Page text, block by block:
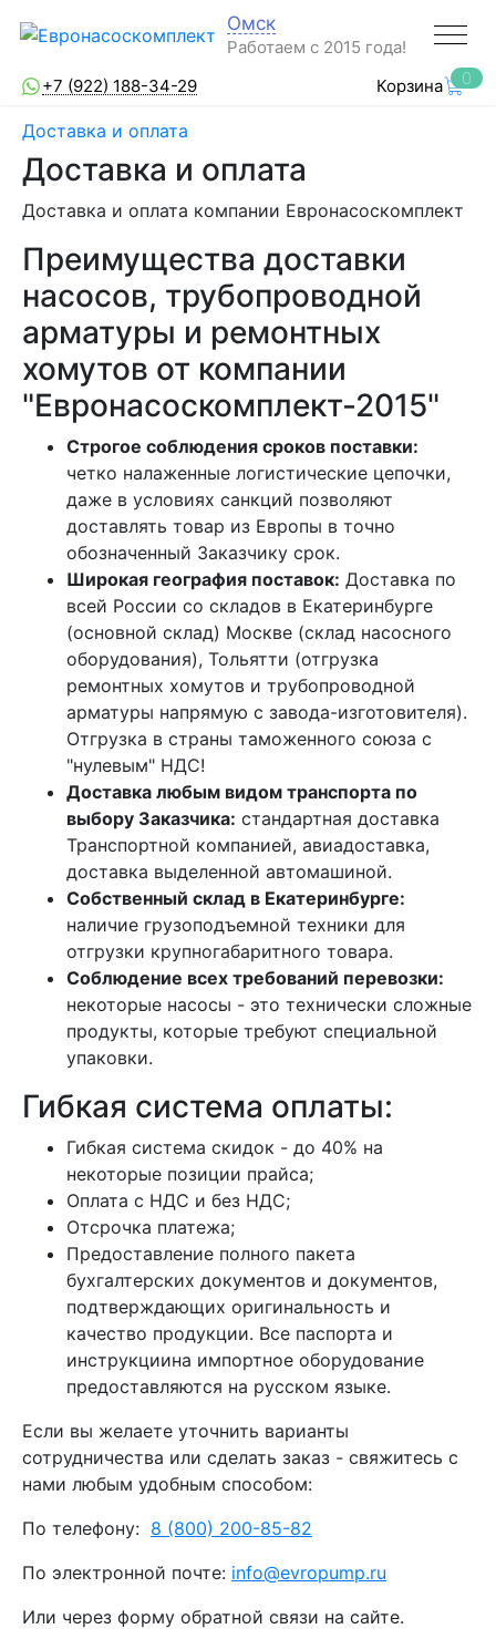
Омск
Работаем с 2015 года!
+7 (922) 188-34-29
Корзина 0
Доставка и оплата
Доставка и оплата
Доставка и оплата компании Евронасоскомплект
Преимущества доставки
насосов, трубопроводной
арматуры и ремонтных
хомутов от компании
"Евронасоскомплект-2015"
Строгое соблюдения сроков поставки:
четко налаженные логистические цепочки,
даже в условиях санкций позволяют
доставлять товар из Европы в точно
обозначенный Заказчику срок.
Широкая география поставок: Доставка по
всей России со складов в Екатеринбурге
(основной склад) Москве (склад насосного
оборудования), Тольятти (отгрузка
ремонтных хомутов и трубопроводной
арматуры напрямую с завода-изготовителя).
Отгрузка в страны таможенного союза с
"нулевым" НДС!
Доставка любым видом транспорта по
выбору Заказчика: стандартная доставка
Транспортной компанией, авиадоставка,
доставка выделенной автомашиной.
Собственный склад в Екатеринбурге:
наличие грузоподъемной техники для
отгрузки крупногабаритного товара.
Соблюдение всех требований перевозки:
некоторые насосы - это технически сложные
продукты, которые требуют специальной
упаковки.
Гибкая система оплаты:
Гибкая система скидок - до 40% на
некоторые позиции прайса;
Оплата с НДС и без НДС;
Отсрочка платежа;
Предоставление полного пакета
бухгалтерских документов и документов,
подтверждающих оригинальность и
качество продукции. Все паспорта и
инструкциина импортное оборудование
предоставляются на русском языке.
Если вы желаете уточнить варианты
сотрудничества или сделать заказ - свяжитесь с
нами любым удобным способом:
По телефону: 8 (800) 200-85-82
По электронной почте: info@evropump.ru
Или через форму обратной связи на сайте.